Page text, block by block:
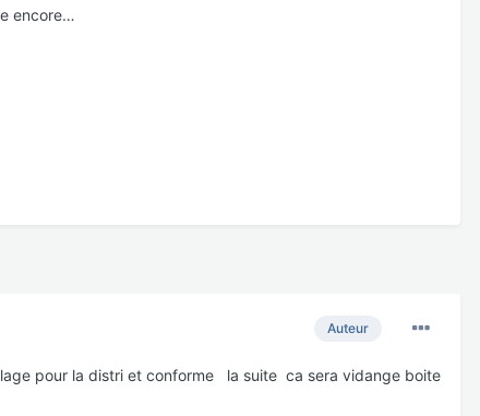
encore…
Auteur
pour la distri et conforme la suite ca sera vidange boite